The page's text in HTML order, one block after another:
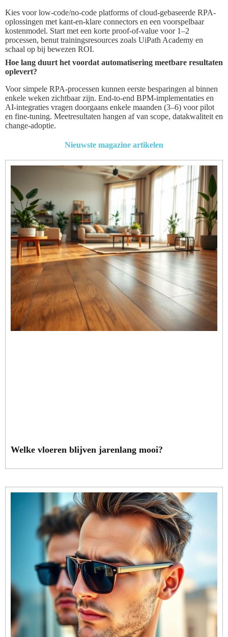
Kies voor low-code/no-code platforms of cloud-gebaseerde RPA-
oplossingen met kant-en-klare connectors en een voorspelbaar
kostenmodel. Start met een korte proof-of-value voor 1–2
processen, benut trainingsresources zoals UiPath Academy en
schaal op bij bewezen ROI.
Hoe lang duurt het voordat automatisering meetbare resultaten
oplevert?
Voor simpele RPA-processen kunnen eerste besparingen al binnen
enkele weken zichtbaar zijn. End-to-end BPM-implementaties en
AI-integraties vragen doorgaans enkele maanden (3–6) voor pilot
en fine-tuning. Meetresultaten hangen af van scope, datakwaliteit en
change-adoptie.
Nieuwste magazine artikelen
Welke vloeren blijven jarenlang mooi?